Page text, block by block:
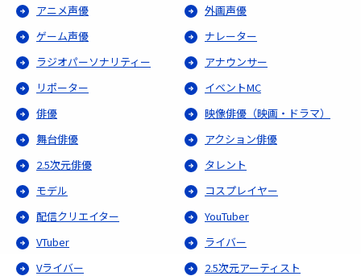
アニメ声優
外画声優
ゲーム声優
ナレーター
ラジオパーソナリティー
アナウンサー
リポーター
イベントMC
俳優
映像俳優（映画・ドラマ）
舞台俳優
アクション俳優
2.5次元俳優
タレント
モデル
コスプレイヤー
配信クリエイター
YouTuber
VTuber
ライバー
Vライバー
2.5次元アーティスト